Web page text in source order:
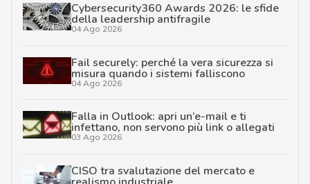
Cybersecurity360 Awards 2026: le sfide
della leadership antifragile
04 Ago 2026
Fail securely: perché la vera sicurezza si
misura quando i sistemi falliscono
04 Ago 2026
Falla in Outlook: apri un’e-mail e ti
infettano, non servono più link o allegati
03 Ago 2026
CISO tra svalutazione del mercato e